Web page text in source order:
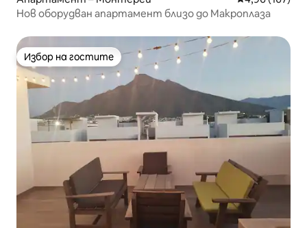
Нов оборудван апартамент близо до Макроплаза
Избор на гостите
Избор на гостите